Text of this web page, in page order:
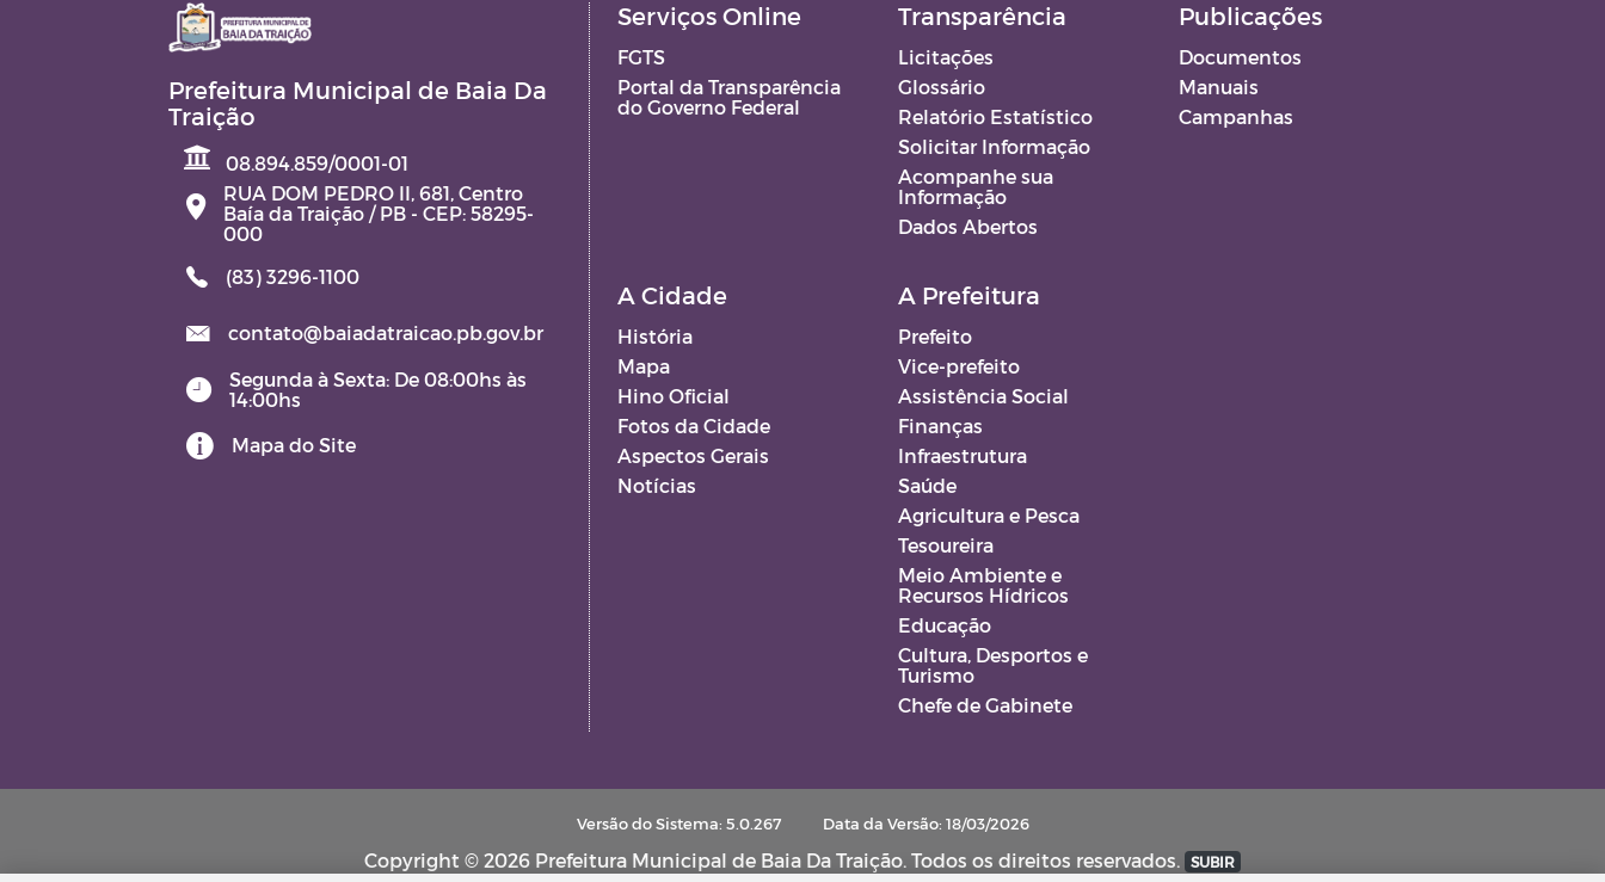
Prefeitura Municipal de Baia Da
Traição
08.894.859/0001-01
RUA DOM PEDRO II, 681, Centro
Baía da Traição / PB - CEP: 58295-
000
(83) 3296-1100
contato@baiadatraicao.pb.gov.br
Segunda à Sexta: De 08:00hs às
14:00hs
Mapa do Site
Serviços Online
FGTS
Portal da Transparência
do Governo Federal
Transparência
Licitações
Glossário
Relatório Estatístico
Solicitar Informação
Acompanhe sua
Informação
Dados Abertos
Publicações
Documentos
Manuais
Campanhas
A Cidade
História
Mapa
Hino Oficial
Fotos da Cidade
Aspectos Gerais
Notícias
A Prefeitura
Prefeito
Vice-prefeito
Assistência Social
Finanças
Infraestrutura
Saúde
Agricultura e Pesca
Tesoureira
Meio Ambiente e
Recursos Hídricos
Educação
Cultura, Desportos e
Turismo
Chefe de Gabinete
Versão do Sistema: 5.0.267 Data da Versão: 18/03/2026
Copyright © 2026 Prefeitura Municipal de Baia Da Traição. Todos os direitos reservados. SUBIR